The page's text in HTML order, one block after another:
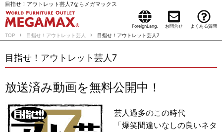
目指せ！アウトレット芸人7ならメガマックス
ForeignLang. お問合せ よくある質問
TOP 目指せ！アウトレット芸人 目指せ！アウトレット芸人7
目指せ！アウトレット芸人7
放送済み動画を無料公開中！
芸人過多のこの時代
「爆笑間違いなしの良いネタ